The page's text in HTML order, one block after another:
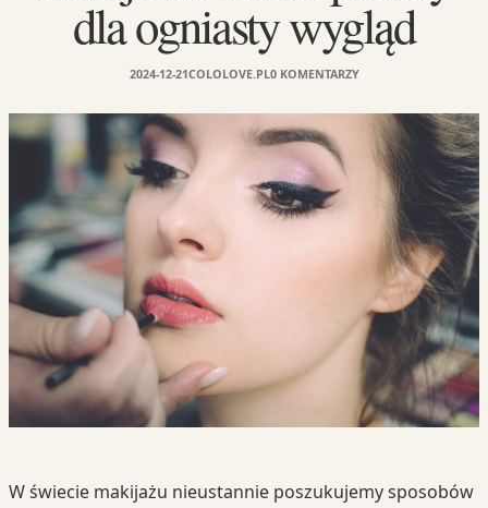
dla ogniasty wygląd
2024-12-21COLOLOVE.PL0 KOMENTARZY
W świecie makijażu nieustannie poszukujemy sposobów